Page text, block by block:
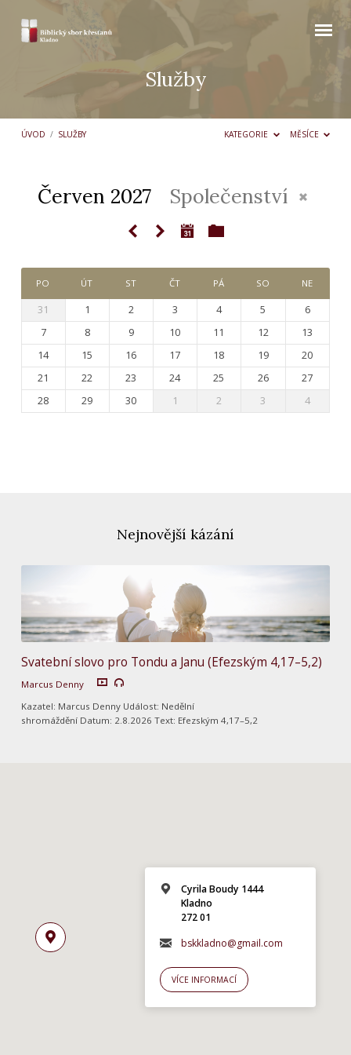
Služby
ÚVOD / SLUŽBY KATEGORIE MĚSÍCE
Služby
Červen 2027 Společenství
PO ÚT ST ČT PÁ SO NE
31 1 2 3 4 5
6
7
8 9 10 11 12
13
14
15 16 17 18 19
20
21
22 23 24 25 26
27
28
29 30 1 2 3 4
Nejnovější kázání
Svatební slovo pro Tondu a Janu (Efezským 4,17–5,2)
Marcus Denny
Kazatel: Marcus Denny Událost: Nedělní
shromáždění Datum: 2.8.2026 Text: Efezským 4,17–5,2
Cyrila Boudy 1444
Kladno
272 01
bskkladno@gmail.com
VÍCE INFORMACÍ